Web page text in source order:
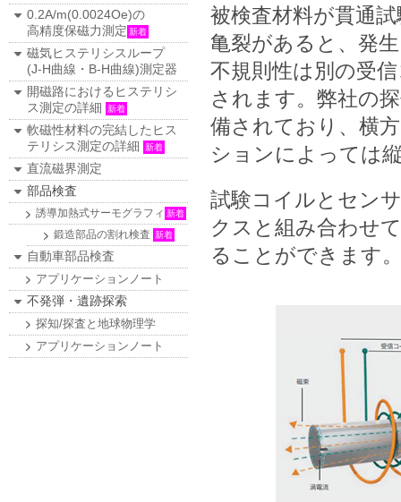
0.2A/m(0.0024Oe)の
高精度保磁力測定 新着
磁気ヒステリシスループ
(J-H曲線・B-H曲線)測定器
開磁路におけるヒステリシ
ス測定の詳細
新着
軟磁性材料の完結したヒス
テリシス測定の詳細
新着
直流磁界測定
部品検査
誘導加熱式サーモグラフィ 新着
鍛造部品の割れ検査 新着
自動車部品検査
アプリケーションノート
不発弾・遺跡探索
探知/探査と地球物理学
アプリケーションノート
被検査材料が貫通
亀裂があると、発
不規則性は別の受
されます。弊社の
備されており、横
ションによっては
試験コイルとセン
クスと組み合わせ
ることができます